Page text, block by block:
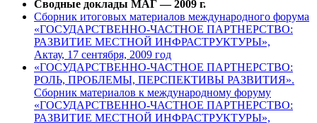
Сводные доклады МАГ — 2009 г.
Сборник итоговых материалов международного форума
«ГОСУДАРСТВЕННО-ЧАСТНОЕ ПАРТНЕРСТВО:
РАЗВИТИЕ МЕСТНОЙ ИНФРАСТРУКТУРЫ»,
Актау, 17 сентября, 2009 год
«ГОСУДАРСТВЕННО-ЧАСТНОЕ ПАРТНЕРСТВО:
РОЛЬ, ПРОБЛЕМЫ, ПЕРСПЕКТИВЫ РАЗВИТИЯ».
Сборник материалов к международному форуму
«ГОСУДАРСТВЕННО-ЧАСТНОЕ ПАРТНЕРСТВО:
РАЗВИТИЕ МЕСТНОЙ ИНФРАСТРУКТУРЫ»,